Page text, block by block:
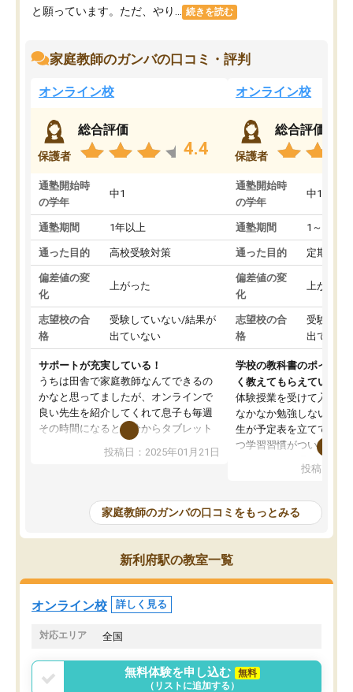
と願っています。ただ、やり...
続きを読む
家庭教師のガンバの口コミ・評判
オンライン校
保護者
総合評価
4.4
通塾開始時
の学年
中1
通塾期間 1年以上
通った目的 高校受験対策
偏差値の変
化
上がった
志望校の合
格
受験していない/結果が
出ていない
サポートが充実している！
うちは田舎で家庭教師なんてできるの
かなと思ってましたが、オンラインで
良い先生を紹介してくれて息子も毎週
その時間になると自分からタブレット
を開いてzoomを繋げるようになりまし
た！5科目なんでもOKなのもとても気
めて1年ほどだった今では平均点以上の
科目が増えてきました！あと1年受験ま
であるので無料の週末教室を使用しな
がら頑張って欲しいと思います！
投稿日：2025年01月21日
オンライン校
保護者
総合評価
通塾開始時
の学年
中1
通塾期間 1～3ヵ月
通った目的 定期テス
偏差値の変
化
上がった
志望校の合
格
受験して
出ていな
学校の教科書のポイント
く教えてもらえている
体験授業を受けて入塾し
なかなか勉強しない息子
生が予定表を立ててくれ
つ学習習慣がついてきま
指導が無い日も予定表
問できるのでとても助か
投稿日：
家庭教師のガンバの口コミをもっとみる
新利府駅の教室一覧
オンライン校 詳しく見る
対応エリア 全国
無料体験を申し込む
無料
（リストに追加する）